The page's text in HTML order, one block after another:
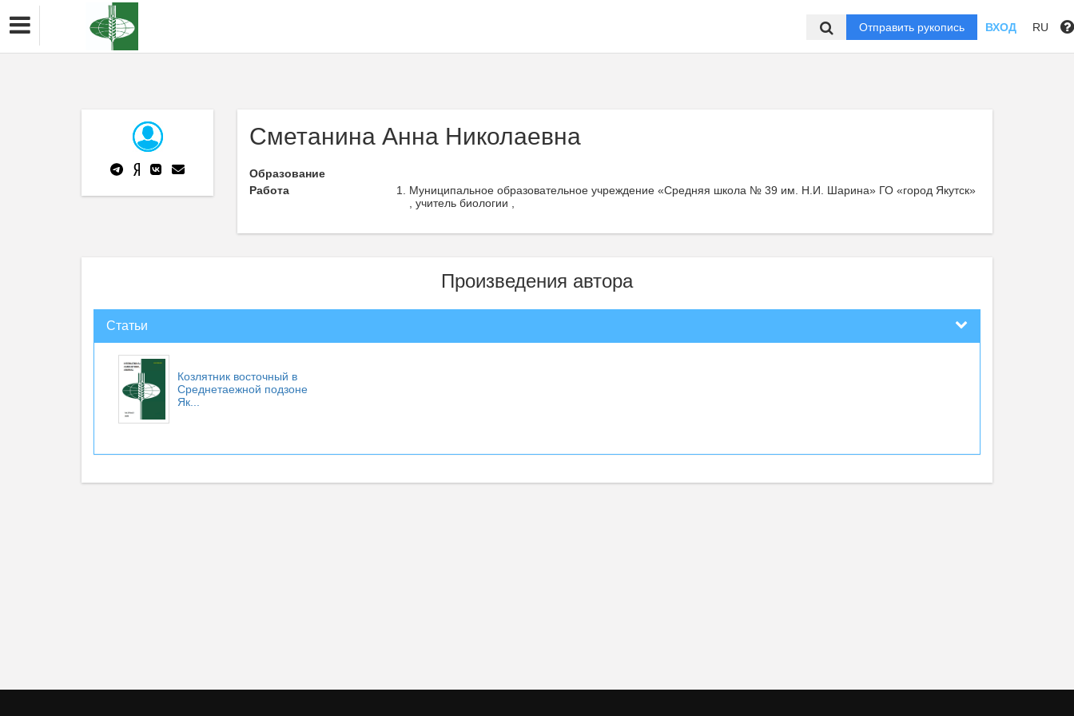
Отправить рукопись ВХОД RU
Сметанина Анна Николаевна
Образование
Работа
Муниципальное образовательное учреждение «Средняя школа № 39 им. Н.И. Шарина» ГО «город Якутск»
, учитель биологии ,
Произведения автора
Статьи
Козлятник восточный в
Среднетаежной подзоне
Як...